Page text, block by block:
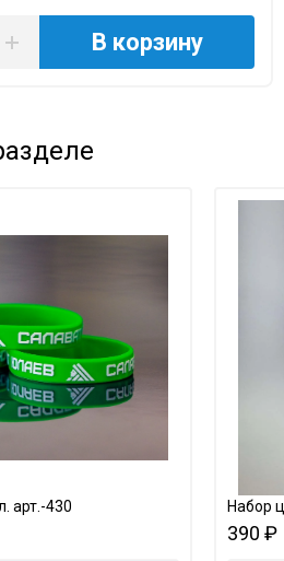
В корзину
арт.-430 Набор
390 ₽